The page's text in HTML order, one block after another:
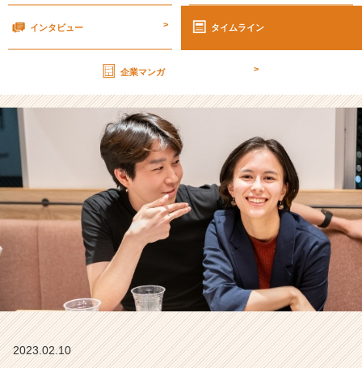
必
コ
ン
サ
ル
会
社
の
お
仕
事
【株
式
会
社
こ
インタビュー > タイムライン
企業マンガ >
2023.02.10